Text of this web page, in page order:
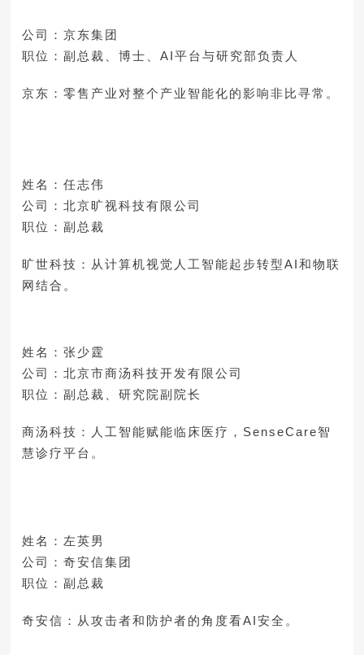
公司：京东集团
职位：副总裁、博士、AI平台与研究部负责人
京东：零售产业对整个产业智能化的影响非比寻常。
姓名：任志伟
公司：北京旷视科技有限公司
职位：副总裁
旷世科技：从计算机视觉人工智能起步转型AI和物联
网结合。
姓名：张少霆
公司：北京市商汤科技开发有限公司
职位：副总裁、研究院副院长
商汤科技：人工智能赋能临床医疗，SenseCare智
慧诊疗平台。
姓名：左英男
公司：奇安信集团
职位：副总裁
奇安信：从攻击者和防护者的角度看AI安全。